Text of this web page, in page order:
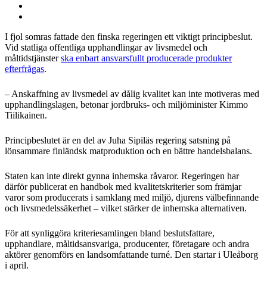
I fjol somras fattade den finska regeringen ett viktigt principbeslut.
Vid statliga offentliga upphandlingar av livsmedel och
måltidstjänsterska enbart ansvarsfullt producerade produkter
efterfrågas.
– Anskaffning av livsmedel av dålig kvalitet kan inte motiveras med
upphandlingslagen, betonar jordbruks- och miljöminister Kimmo
Tiilikainen.
Principbeslutet är en del av Juha Sipiläs regering satsning på
lönsammare finländsk matproduktion och en bättre handelsbalans.
Staten kan inte direkt gynna inhemska råvaror. Regeringen har
därför publicerat en handbok med kvalitetskriterier som främjar
varor som producerats i samklang med miljö, djurens välbefinnande
och livsmedelssäkerhet – vilket stärker de inhemska alternativen.
För att synliggöra kriteriesamlingen bland beslutsfattare,
upphandlare, måltidsansvariga, producenter, företagare och andra
aktörer genomförs en landsomfattande turné. Den startar i Uleåborg
i april.